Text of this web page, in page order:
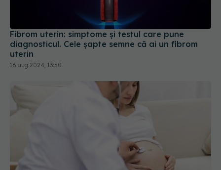
Fibrom uterin: simptome și testul care pune
diagnosticul. Cele șapte semne că ai un fibrom
uterin
16 aug 2024, 13:50